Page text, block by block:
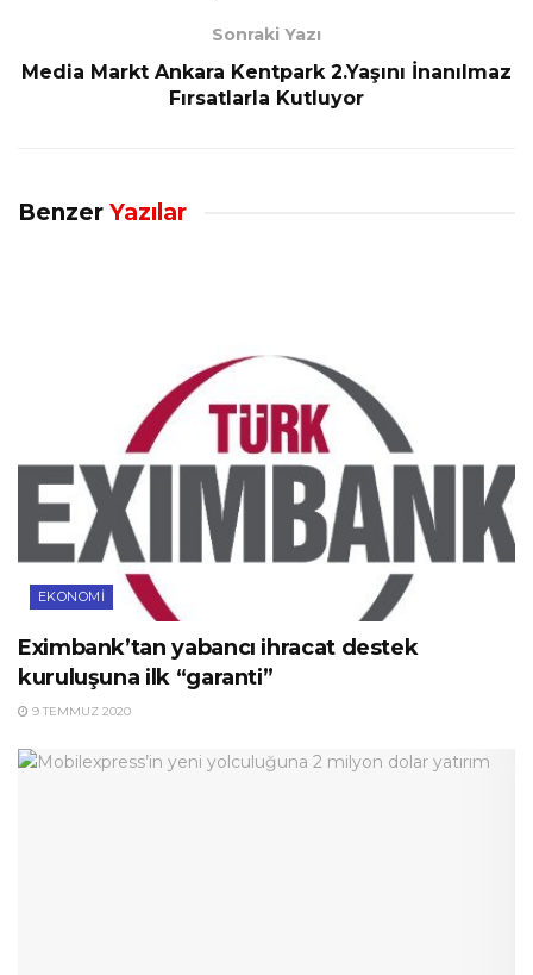
Sonraki Yazı
Media Markt Ankara Kentpark 2.Yaşını İnanılmaz
Fırsatlarla Kutluyor
Benzer Yazılar
EKONOMI
Eximbank’tan yabancı ihracat destek
kuruluşuna ilk “garanti”
9 TEMMUZ 2020